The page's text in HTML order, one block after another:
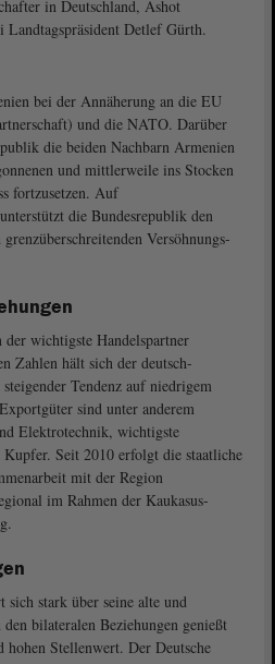
in Deutschland, Ashot
Detlef Gürth.
bei der Annäherung an die EU
und die NATO. Darüber
die beiden Nachbarn Armenien
und mittlerweile ins Stocken
fortzusetzen. Auf
die Bundesrepublik den
Versöhnungs-
wichtigste Handelspartner
Zahlen hält sich der deutsch-
Tendenz auf niedrigem
sind unter anderem
Elektrotechnik, wichtigste
Seit 2010 erfolgt die staatliche
mit der Region
im Rahmen der Kaukasus-
stark über seine alte und
bilateralen Beziehungen genießt
hohen Stellenwert. Der Deutsche